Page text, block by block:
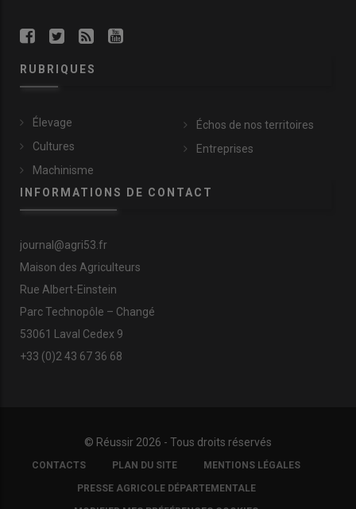
RUBRIQUES
Élevage
Cultures
Machinisme
Échos de nos territoires
Entreprises
INFORMATIONS DE CONTACT
journal@agri53.fr
Maison des Agriculteurs
Rue Albert-Einstein
Parc Technopôle – Changé
53061 Laval Cedex 9
+33 (0)2 43 67 36 68
© Réussir 2026 - Tous droits réservés
FOOTER
COPYRIGHT
CONTACTS PLAN DU SITE MENTIONS LÉGALES
PRESSE AGRICOLE DÉPARTEMENTALE